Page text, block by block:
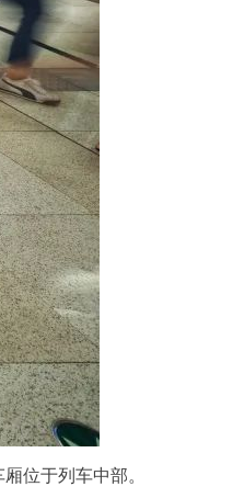
位于列车中部。